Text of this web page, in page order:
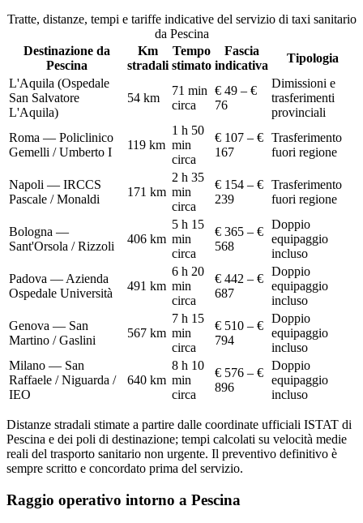
Tratte, distanze, tempi e tariffe indicative del servizio di taxi sanitario
da Pescina
Destinazione da
Pescina
Km
stradali
Tempo
stimato
Fascia
indicativa
Tipologia
L'Aquila (Ospedale
San Salvatore
L'Aquila)
54 km
71 min
circa
€ 49 – €
76
Dimissioni e
trasferimenti
provinciali
Roma — Policlinico
Gemelli / Umberto I
119 km
1 h 50
min
circa
€ 107 – €
167
Trasferimento
fuori regione
Napoli — IRCCS
Pascale / Monaldi
171 km
2 h 35
min
circa
€ 154 – €
239
Trasferimento
fuori regione
Bologna —
Sant'Orsola / Rizzoli
406 km
5 h 15
min
circa
€ 365 – €
568
Doppio
equipaggio
incluso
Padova — Azienda
Ospedale Università
491 km
6 h 20
min
circa
€ 442 – €
687
Doppio
equipaggio
incluso
Genova — San
Martino / Gaslini
567 km
7 h 15
min
circa
€ 510 – €
794
Doppio
equipaggio
incluso
Milano — San
Raffaele / Niguarda /
IEO
640 km
8 h 10
min
circa
€ 576 – €
896
Doppio
equipaggio
incluso
Distanze stradali stimate a partire dalle coordinate ufficiali ISTAT di
Pescina e dei poli di destinazione; tempi calcolati su velocità medie
reali del trasporto sanitario non urgente. Il preventivo definitivo è
sempre scritto e concordato prima del servizio.
Raggio operativo intorno a Pescina